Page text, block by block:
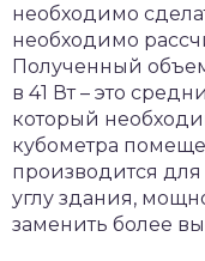
необходимо
необходимо
Полученный
в 41 Вт – это
который
кубометра
производится
углу здания,
заменить более